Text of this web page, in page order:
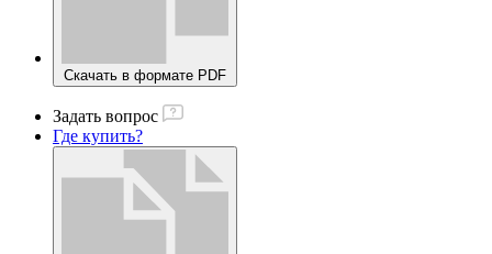
Скачать в формате PDF
Задать вопрос
Где купить?